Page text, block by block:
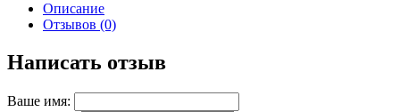
Описание
Отзывов (0)
Написать отзыв
Ваше имя: